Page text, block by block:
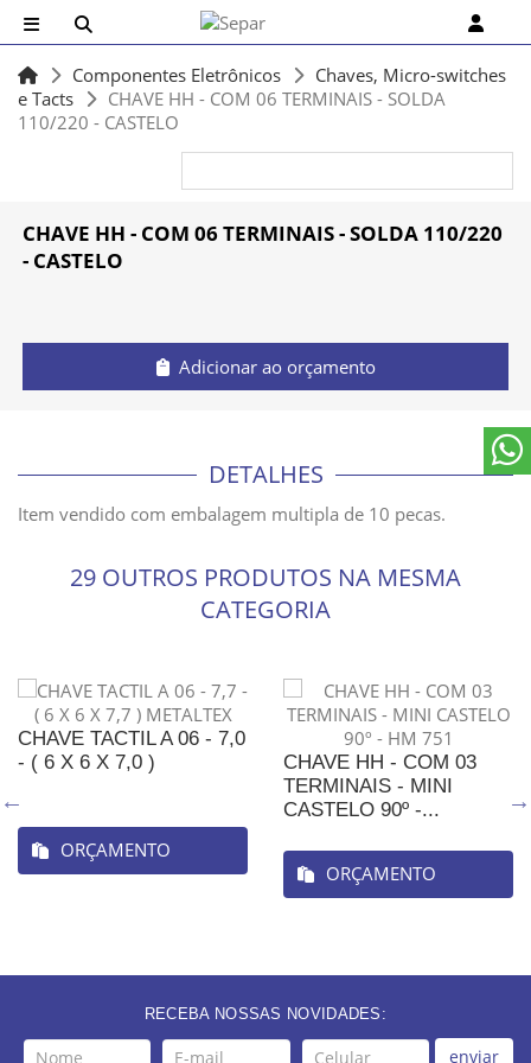
Componentes Eletrônicos
Chaves, Micro-switches
e Tacts
CHAVE HH - COM 06 TERMINAIS - SOLDA
110/220 - CASTELO
CHAVE HH - COM 06 TERMINAIS - SOLDA 110/220
- CASTELO
Adicionar ao orçamento
DETALHES
Item vendido com embalagem multipla de 10 pecas.
29 OUTROS PRODUTOS NA MESMA
CATEGORIA
CHAVE TACTIL A 06 - 7,0
- ( 6 X 6 X 7,0 )
ORÇAMENTO
CHAVE HH - COM 03
TERMINAIS - MINI
CASTELO 90º -...
ORÇAMENTO
RECEBA NOSSAS NOVIDADES:
enviar